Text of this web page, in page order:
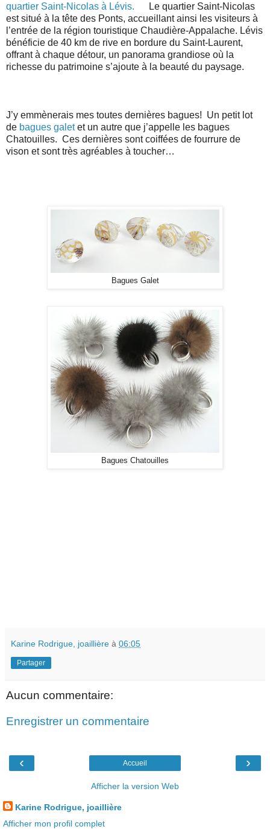
quartier Saint-Nicolas à Lévis. Le quartier Saint-Nicolas
est situé à la tête des Ponts, accueillant ainsi les visiteurs à
l’entrée de la région touristique Chaudière-Appalache. Lévis
bénéficie de 40 km de rive en bordure du Saint-Laurent,
offrant à chaque détour, un panorama grandiose où la
richesse du patrimoine s’ajoute à la beauté du paysage.
J’y emmènerais mes toutes dernières bagues! Un petit lot
de bagues galetet un autre que j’appelle les bagues
Chatouilles. Ces dernières sont coiffées de fourrure de
vison et sont très agréables à toucher…
Bagues Galet
Bagues Chatouilles
Karine Rodrigue, joaillière à 06:05
Partager
Aucun commentaire:
Enregistrer un commentaire
‹ ›
Accueil
Afficher la version Web
Karine Rodrigue, joaillière
Afficher mon profil complet